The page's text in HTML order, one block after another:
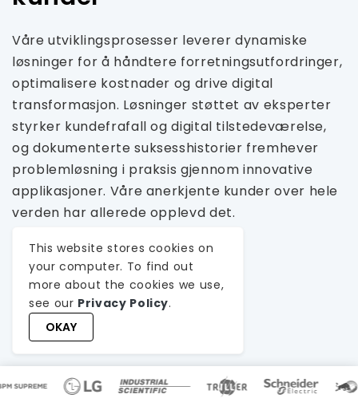
Våre utviklingsprosesser leverer dynamiske
løsninger for å håndtere forretningsutfordringer,
optimalisere kostnader og drive digital
transformasjon. Løsninger støttet av eksperter
styrker kundefrafall og digital tilstedeværelse,
og dokumenterte suksesshistorier fremhever
problemløsning i praksis gjennom innovative
applikasjoner. Våre anerkjente kunder over hele
verden har allerede opplevd det.
SE ALLE
This website stores cookies on
your computer. To find out
more about the cookies we use,
see our Privacy Policy.
OKAY